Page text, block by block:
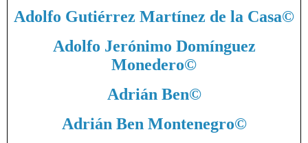
Adolfo Gutiérrez Martínez de la Casa©
Adolfo Jerónimo Domínguez
Monedero©
Adrián Ben©
Adrián Ben Montenegro©